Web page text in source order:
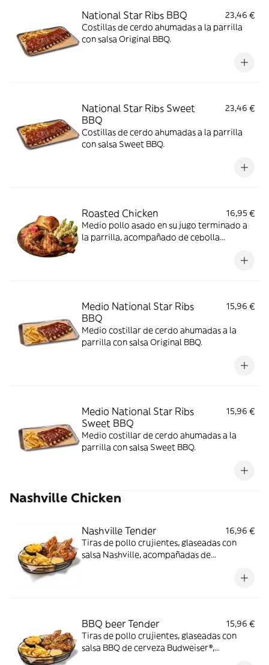
National Star Ribs BBQ
23,46 €
Costillas de cerdo ahumadas a la parrilla
con salsa Original BBQ.
National Star Ribs Sweet
BBQ
23,46 €
Costillas de cerdo ahumadas a la parrilla
con salsa Sweet BBQ.
Roasted Chicken
16,95 €
Medio pollo asado en su jugo terminado a
la parrilla, acompañado de cebolla
Medio National Star Ribs
BBQ
15,96 €
Medio costillar de cerdo ahumadas a la
parrilla con salsa Original BBQ.
Medio National Star Ribs
Sweet BBQ
15,96 €
Medio costillar de cerdo ahumadas a la
parrilla con salsa Sweet BBQ.
Nashville Chicken
Nashville Tender
16,96 €
Tiras de pollo crujientes, glaseadas con
salsa Nashville, acompañadas de
BBQ beer Tender
15,96 €
Tiras de pollo crujientes, glaseadas con
salsa BBQ de cerveza Budweiser®,